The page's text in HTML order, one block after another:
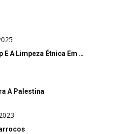
E A Limpeza Étnica Em …
A Palestina